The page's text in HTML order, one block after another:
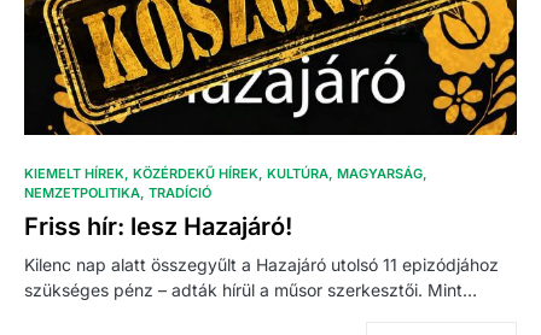
KIEMELT HÍREK KÖZÉRDEKŰ HÍREK KULTÚRA MAGYARSÁG
NEMZETPOLITIKA TRADÍCIÓ
Friss hír: lesz Hazajáró!
Kilenc nap alatt összegyűlt a Hazajáró utolsó 11 epizódjához
szükséges pénz – adták hírül a műsor szerkesztői. Mint…